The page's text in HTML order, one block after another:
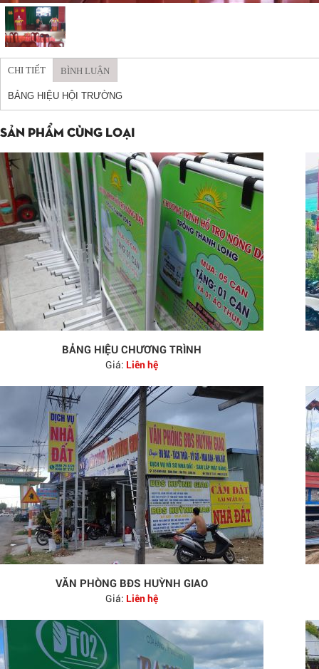
CHI TIẾT BÌNH LUẬN
BẢNG HIỆU HỘI TRƯỜNG
SẢN PHẨM CÙNG LOẠI
BẢNG HIỆU CHƯƠNG TRÌNH
Giá: Liên hệ
VĂN PHÒNG BĐS HUỲNH GIAO
Giá: Liên hệ